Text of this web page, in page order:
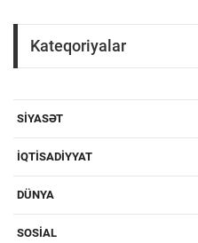
Kateqoriyalar
SIYASƏT
IQTISADIYYAT
DÜNYA
SOSIAL